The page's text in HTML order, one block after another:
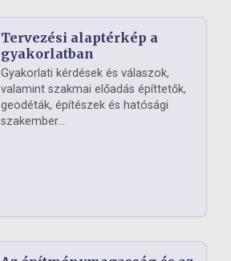
Tervezési alaptérkép a
gyakorlatban
Gyakorlati kérdések és válaszok,
valamint szakmai előadás építtetők,
geodéták, építészek és hatósági
szakember...